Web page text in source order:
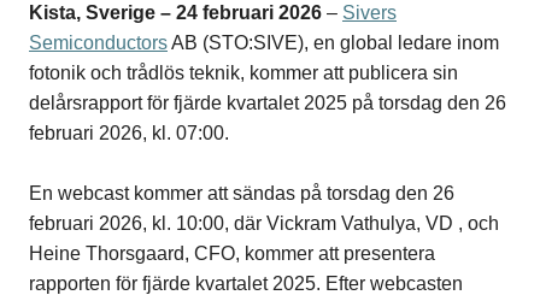
Kista, Sverige – 24 februari 2026 – Sivers
SemiconductorsAB (STO:SIVE), en global ledare inom
fotonik och trådlös teknik, kommer att publicera sin
delårsrapport för fjärde kvartalet 2025 på torsdag den 26
februari 2026, kl. 07:00.
En webcast kommer att sändas på torsdag den 26
februari 2026, kl. 10:00, där Vickram Vathulya, VD , och
Heine Thorsgaard, CFO, kommer att presentera
rapporten för fjärde kvartalet 2025. Efter webcasten